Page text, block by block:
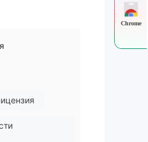
Chrome